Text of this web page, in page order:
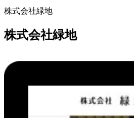
株式会社緑地
株式会社緑地